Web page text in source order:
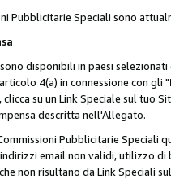
Pubblicitarie Speciali sono
disponibili in paesi
4(a) in connessione con gli "
su un Link Speciale sul tuo
descritta nell'Allegato.
Pubblicitarie Speciali
email non validi, utilizzo di
non risultano da Link Speciali